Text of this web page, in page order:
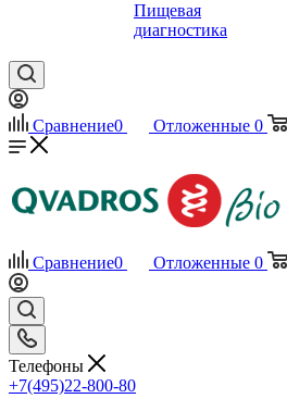
Пищевая
диагностика
Сравнение0 Отложенные 0
Сравнение0 Отложенные 0
Телефоны
+7(495)22-800-80